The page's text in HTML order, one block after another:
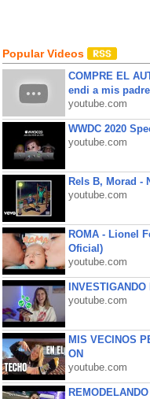
Popular Videos
COMPRE EL
endi a mis
youtube.com
WWDC 2020
youtube.com
Rels B, Morad -
youtube.com
ROMA - Lionel
Oficial)
youtube.com
youtube.com
MIS VECINOS
ON
youtube.com